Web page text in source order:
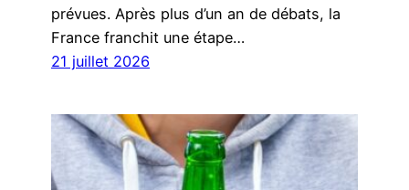
prévues. Après plus d’un an de débats, la
France franchit une étape…
21 juillet 2026